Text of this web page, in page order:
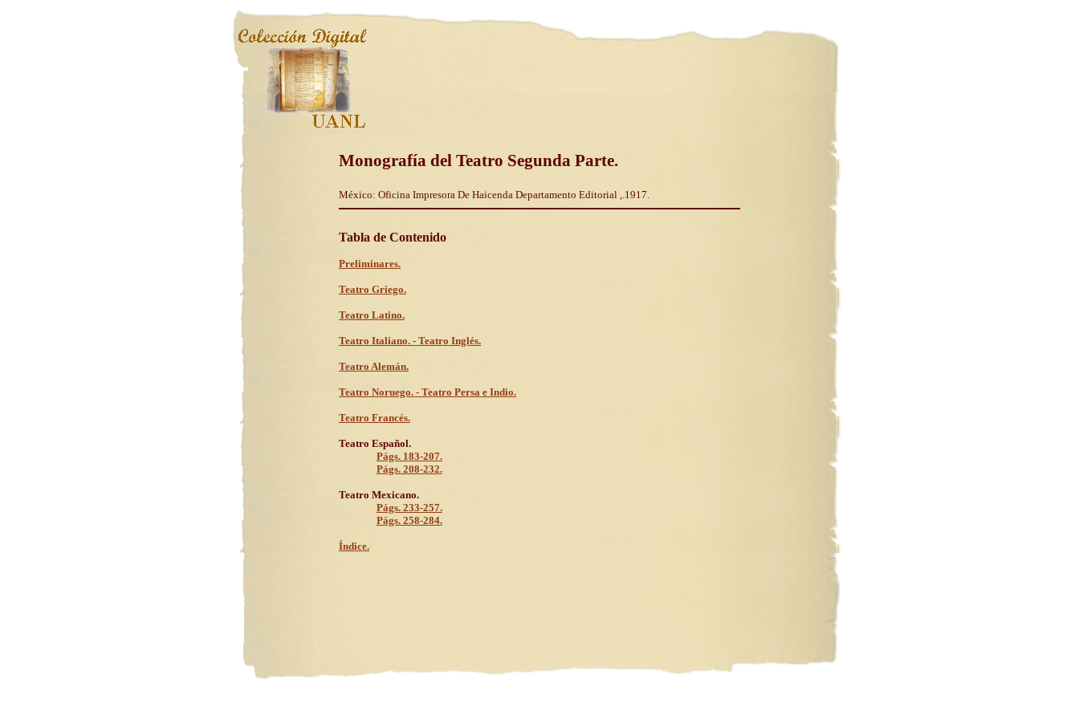
Monografía del Teatro Segunda Parte.
México: Oficina Impresora De Haicenda Departamento Editorial ,.1917.
Tabla de Contenido
Preliminares.
Teatro Griego.
Teatro Latino.
Teatro Italiano. - Teatro Inglés.
Teatro Alemán.
Teatro Noruego. - Teatro Persa e Indio.
Teatro Francés.
Teatro Español.
Págs. 183-207.
Págs. 208-232.
Teatro Mexicano.
Págs. 233-257.
Págs. 258-284.
Índice.